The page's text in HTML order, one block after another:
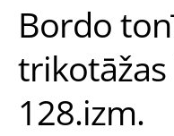
Bordo
trikotāžas
128.izm.